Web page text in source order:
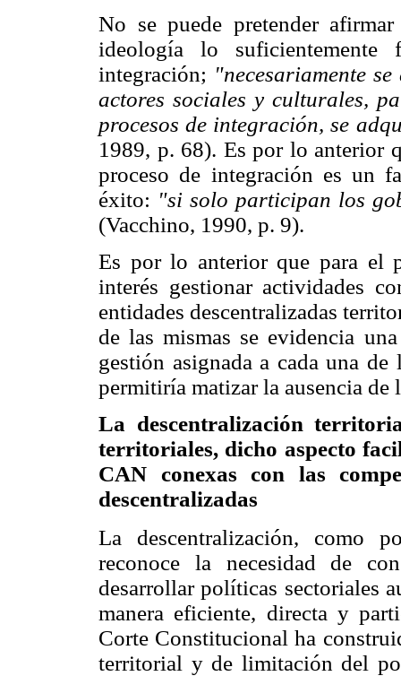
No se puede pretender
ideología lo
integración; "necesariamente
actores sociales y culturales,
procesos de integración, se
1989, p. 68). Es por lo anterior
proceso de integración es un
éxito: "si solo participan los
(Vacchino, 1990, p. 9).
Es por lo anterior que para el
interés gestionar actividades
entidades descentralizadas
de las mismas se evidencia
gestión asignada a cada una
permitiría matizar la ausencia
La descentralización
territoriales, dicho aspecto
CAN conexas con las
descentralizadas
La descentralización, como
reconoce la necesidad de
desarrollar políticas sectoriales
manera eficiente, directa y
Corte Constitucional ha
territorial y de limitación del